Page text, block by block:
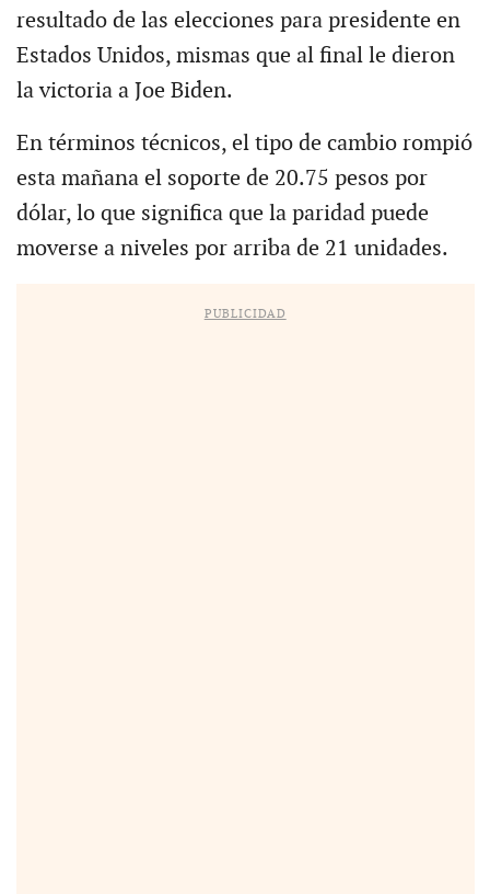
resultado de las elecciones para presidente en
Estados Unidos, mismas que al final le dieron
la victoria a Joe Biden.
En términos técnicos, el tipo de cambio rompió
esta mañana el soporte de 20.75 pesos por
dólar, lo que significa que la paridad puede
moverse a niveles por arriba de 21 unidades.
PUBLICIDAD